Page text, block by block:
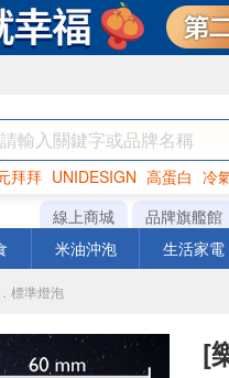
拜拜 UNIDESIGN 高蛋白 冷
巧克力 衛生紙 咖啡
線上商城 品牌旗艦館
米油沖泡 生活家電
標準燈泡
[